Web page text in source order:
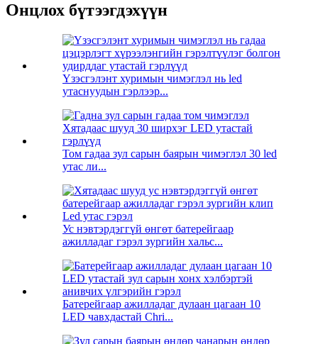
Онцлох бүтээгдэхүүн
Үзэсгэлэнт хуримын чимэглэл нь led
утаснуудын гэрлээр...
Том гадаа зул сарын баярын чимэглэл 30 led
утас ли...
Ус нэвтэрдэггүй өнгөт батерейгаар
ажилладаг гэрэл зургийн хальс...
Батерейгаар ажилладаг дулаан цагаан 10
LED чавхдастай Chri...